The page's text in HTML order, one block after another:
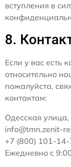
вступления в
8.
Если у вас есть
относительно
пожалуйста,
контактам:
Одесская улица,
info@tmn.zenit-
+7 (800) 101-
Ежедневно с